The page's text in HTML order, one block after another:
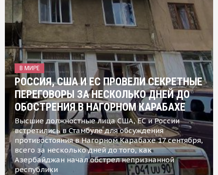
В МИРЕ
РОССИЯ, США И ЕС ПРОВЕЛИ СЕКРЕТНЫЕ
ПЕРЕГОВОРЫ ЗА НЕСКОЛЬКО ДНЕЙ ДО
ОБОСТРЕНИЯ В НАГОРНОМ КАРАБАХЕ
Высшие должностные лица США, ЕС и России
встретились в Стамбуле для обсуждения
противостояния в Нагорном Карабахе 17 сентября,
всего за несколько дней до того, как
Азербайджан начал обстрел непризнанной
республики